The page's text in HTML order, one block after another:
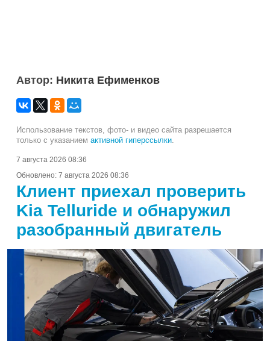
Автор: Никита Ефименков
Использование текстов, фото- и видео сайта разрешается
только с указанием активной гиперссылки
7 августа 2026 08:36
Обновлено: 7 августа 2026 08:36
Клиент приехал проверить
Kia Telluride и обнаружил
разобранный двигатель